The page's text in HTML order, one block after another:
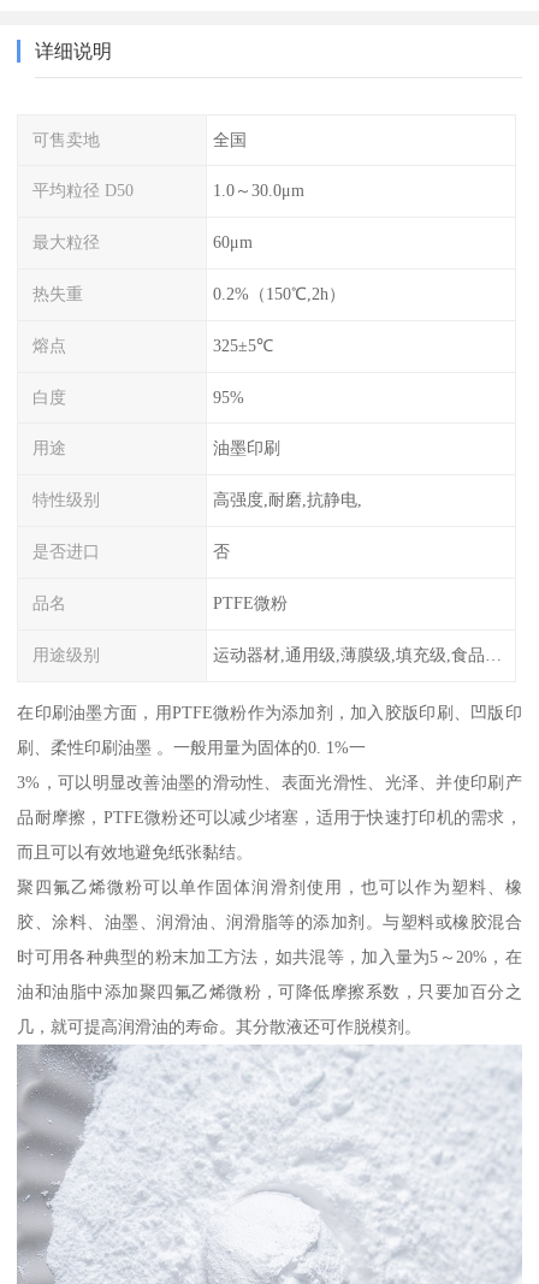
详细说明
可售卖地 全国
平均粒径 D50 1.0～30.0μm
最大粒径 60μm
热失重 0.2%（150℃,2h）
熔点 325±5℃
白度 95%
用途 油墨印刷
特性级别 高强度,耐磨,抗静电,
是否进口 否
品名 PTFE微粉
用途级别
在印刷油墨方面，用PTFE微粉作为添加剂，加入胶版印刷、凹版印
刷、柔性印刷油墨 。一般用量为固体的0. 1%一
3%，可以明显改善油墨的滑动性、表面光滑性、光泽、并使印刷产
品耐摩擦，PTFE微粉还可以减少堵塞，适用于快速打印机的需求，
而且可以有效地避免纸张黏结。
聚四氟乙烯微粉可以单作固体润滑剂使用，也可以作为塑料、橡
胶、涂料、油墨、润滑油、润滑脂等的添加剂。与塑料或橡胶混合
时可用各种典型的粉末加工方法，如共混等，加入量为5～20%，在
油和油脂中添加聚四氟乙烯微粉，可降低摩擦系数，只要加百分之
几，就可提高润滑油的寿命。其分散液还可作脱模剂。